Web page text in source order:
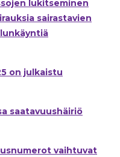
lukitseminen
sairastavien
on julkaistu
saatavuushäiriö
vaihtuvat